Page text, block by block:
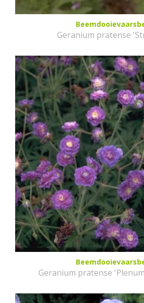
Geranium pratense
Geranium pratense